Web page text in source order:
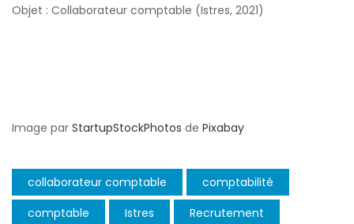
Objet : Collaborateur comptable (Istres, 2021)
Image par StartupStockPhotos de Pixabay
collaborateur comptable
comptabilité
comptable
Istres Recrutement